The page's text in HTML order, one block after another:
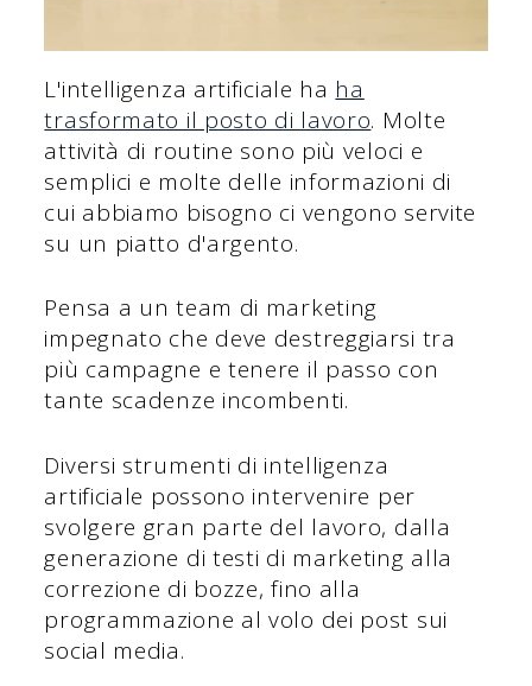
L'intelligenza artificiale ha ha
trasformato il posto di lavoro. Molte
attività di routine sono più veloci e
semplici e molte delle informazioni di
cui abbiamo bisogno ci vengono servite
su un piatto d'argento.
Pensa a un team di marketing
impegnato che deve destreggiarsi tra
più campagne e tenere il passo con
tante scadenze incombenti.
Diversi strumenti di intelligenza
artificiale possono intervenire per
svolgere gran parte del lavoro, dalla
generazione di testi di marketing alla
correzione di bozze, fino alla
programmazione al volo dei post sui
social media.